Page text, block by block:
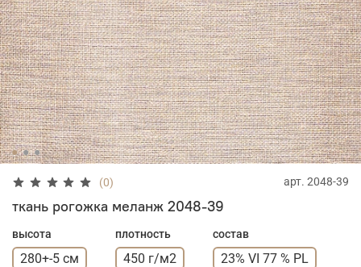
(0) арт. 2048-39
ткань рогожка меланж 2048-39
высота
280+-5 см
плотность
450 г/м2
состав
23% VI 77 % PL